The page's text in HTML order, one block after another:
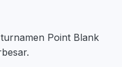
Point Blank